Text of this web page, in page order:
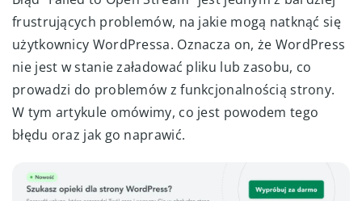
frustrujących problemów, na jakie mogą natknąć się
użytkownicy WordPressa. Oznacza on, że WordPress
nie jest w stanie załadować pliku lub zasobu, co
prowadzi do problemów z funkcjonalnością strony.
W tym artykule omówimy, co jest powodem tego
błędu oraz jak go naprawić.